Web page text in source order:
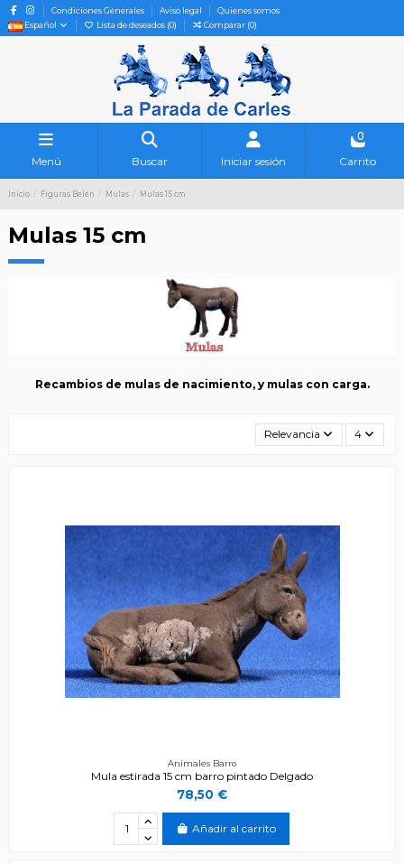
Condiciones Generales Aviso legal
Quienes somos
Español
Lista de deseados (0) Comparar (0)
Menú Buscar Iniciar sesión
0
Carrito
Inicio Figuras Belén Mulas Mulas 15 cm
Mulas 15 cm
Recambios de mulas de nacimiento, y mulas con carga.
Relevancia 4
Animales Barro
Mula estirada 15 cm barro pintado Delgado
78,50 €
Añadir al carrito